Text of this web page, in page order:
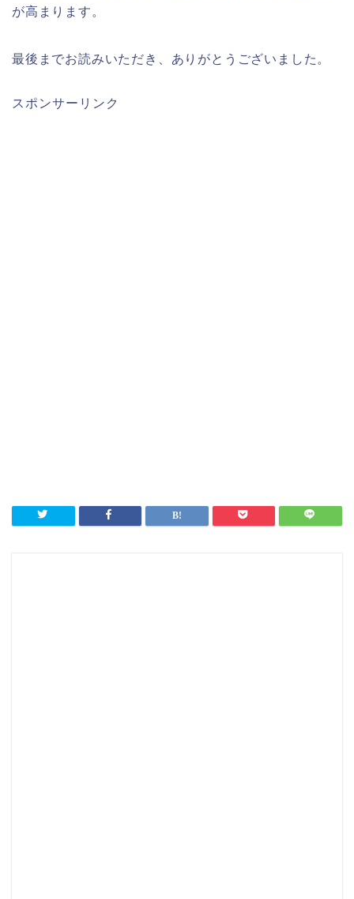
が高まります。
最後までお読みいただき、ありがとうございました。
スポンサーリンク